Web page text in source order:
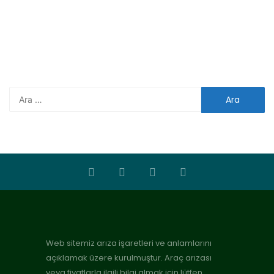
Web sitemiz arıza işaretleri ve anlamlarını
açıklamak üzere kurulmuştur. Araç arızası